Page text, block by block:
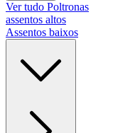
Ver tudo Poltronas
assentos altos
Assentos baixos